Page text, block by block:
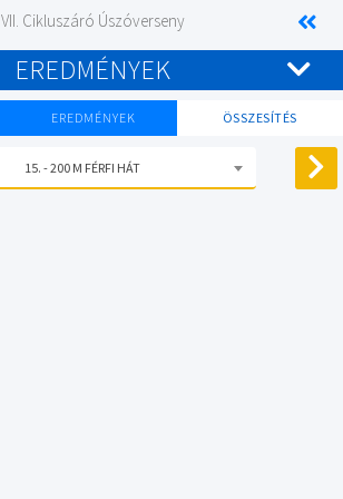
VII. Cikluszáró Úszóverseny
EREDMÉNYEK
EREDMÉNYEK ÖSSZESÍTÉS
15. - 200 M FÉRFI HÁT